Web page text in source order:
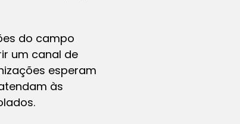
do campo
um canal de
esperam
às